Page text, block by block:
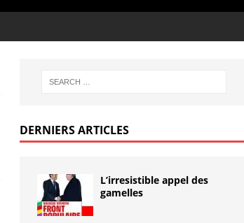
DERNIERS ARTICLES
L’irresistible appel des
gamelles